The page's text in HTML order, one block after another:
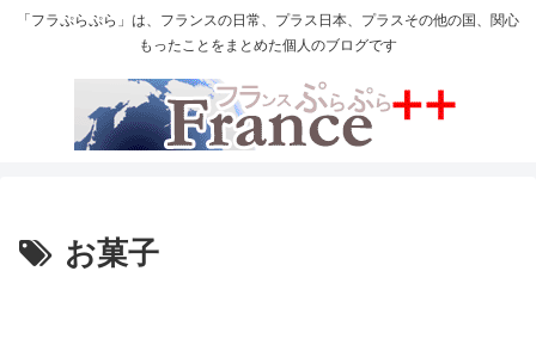
「フラぷらぷら」は、フランスの日常、プラス日本、プラスその他の国、関心
もったことをまとめた個人のブログです
お菓子